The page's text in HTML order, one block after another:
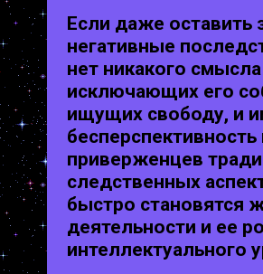
Если даже оставить
негативные
нет никакого
исключающих его
ищущих свободу, и
приверженцев
следственных
быстро становятся
деятельности и ее
интеллектуального